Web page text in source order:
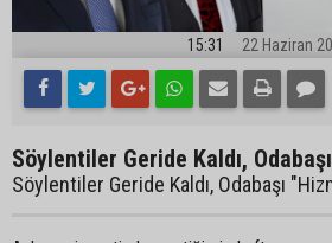
15:31 22 Haziran
Söylentiler Geride Kaldı,
Söylentiler Geride Kaldı, Odabaşı